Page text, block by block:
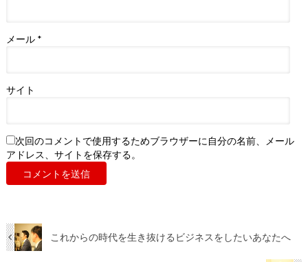
メール *
サイト
次回のコメントで使用するためブラウザーに自分の名前、メール
アドレス、サイトを保存する。
これからの時代を生き抜けるビジネスをしたいあなたへ